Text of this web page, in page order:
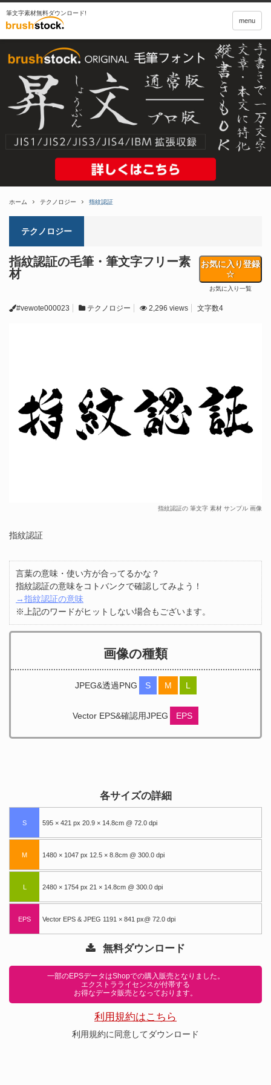
筆文字素材無料ダウンロード!
menu
ホーム テクノロジー 指紋認証
テクノロジー
指紋認証の毛筆・筆文字フリー素
材
お気に入り登録
お気に入り一覧
#vewote000023 テクノロジー 2,296 views 文字数4
指紋認証の 筆文字 素材 サンプル 画像
指紋認証
言葉の意味・使い方が合ってるかな？
指紋認証の意味をコトバンクで確認してみよう！
→指紋認証の意味
※上記のワードがヒットしない場合もございます。
画像の種類
JPEG&透過PNG S M L
Vector EPS&確認用JPEG EPS
各サイズの詳細
S 595 × 421 px 20.9 × 14.8cm @ 72.0 dpi
M 1480 × 1047 px 12.5 × 8.8cm @ 300.0 dpi
L 2480 × 1754 px 21 × 14.8cm @ 300.0 dpi
EPS Vector EPS & JPEG 1191 × 841 px@ 72.0 dpi
無料ダウンロード
一部のEPSデータはShopでの購入販売となりました。
エクストラライセンスが付帯する
お得なデータ販売となっております。
利用規約はこちら
利用規約に同意してダウンロード